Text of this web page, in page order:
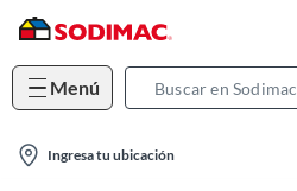
Menú
Ingresa tu ubicación